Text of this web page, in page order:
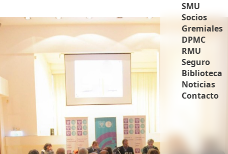
SMU
Socios
Gremiales
DPMC
RMU
Seguro
Biblioteca
Noticias
Contacto